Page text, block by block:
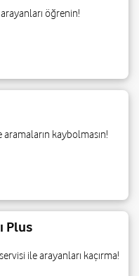
öğrenin!
kaybolmasın!
Plus
ile arayanları kaçırma!